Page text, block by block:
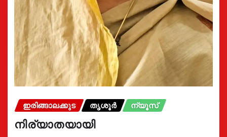
ഇരിങ്ങാലക്കുട തൃശൂർ ന്യൂസ്
നിര്യാതയായി